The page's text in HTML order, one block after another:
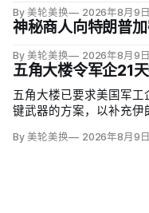
By 美轮美换 2026年8月9日
神秘商人向特朗普
By 美轮美换 2026年8月9日
五角大楼令军企21
五角大楼已要求美国军
键武器的方案，以补充伊
可接受，必须立即扩大产
By 美轮美换 2026年8月9日